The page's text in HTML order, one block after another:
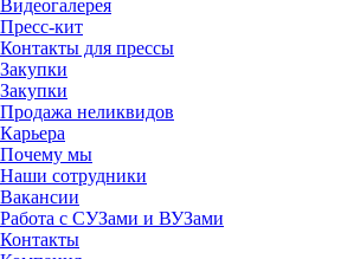
Видеогалерея
Пресс-кит
Контакты для прессы
Закупки
Закупки
Продажа неликвидов
Карьера
Почему мы
Наши сотрудники
Вакансии
Работа с СУЗами и ВУЗами
Контакты